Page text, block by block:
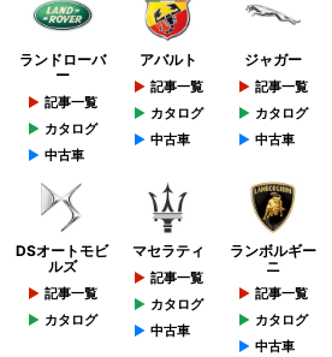
ランドローバ
ー
記事一覧
カタログ
中古車
アバルト
記事一覧
カタログ
中古車
ジャガー
記事一覧
カタログ
中古車
DSオートモビ
ルズ
記事一覧
カタログ
マセラティ
記事一覧
カタログ
中古車
ランボルギー
ニ
記事一覧
カタログ
中古車